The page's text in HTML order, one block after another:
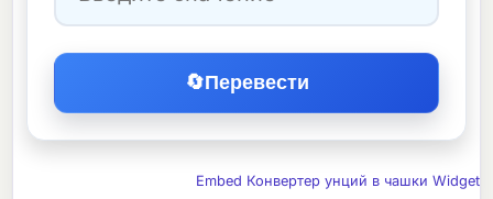
🔄Перевести
Embed Конвертер унций в чашки Widget